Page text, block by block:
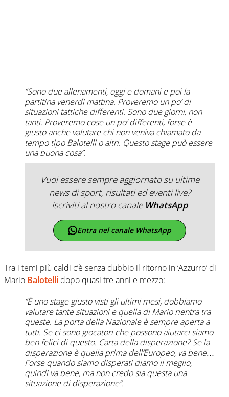
“Sono due allenamenti, oggi e domani e poi la
partitina venerdì mattina. Proveremo un po’ di
situazioni tattiche differenti. Sono due giorni, non
tanti. Proveremo cose un po’ differenti, forse è
giusto anche valutare chi non veniva chiamato da
tempo tipo Balotelli o altri. Questo stage può essere
una buona cosa”.
Vuoi essere sempre aggiornato su ultime
news di sport, risultati ed eventi live?
Iscriviti al nostro canale WhatsApp
Entra nel canale WhatsApp
Tra i temi più caldi c’è senza dubbio il ritorno in ‘Azzurro’ di
Mario Balotelli dopo quasi tre anni e mezzo:
“È uno stage giusto visti gli ultimi mesi, dobbiamo
valutare tante situazioni e quella di Mario rientra tra
queste. La porta della Nazionale è sempre aperta a
tutti. Se ci sono giocatori che possono aiutarci siamo
ben felici di questo. Carta della disperazione? Se la
disperazione è quella prima dell’Europeo, va bene…
Forse quando siamo disperati diamo il meglio,
quindi va bene, ma non credo sia questa una
situazione di disperazione”.